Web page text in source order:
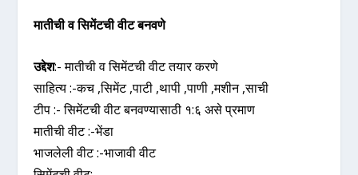
मातीची व सिमेंटची वीट बनवणे
उद्देश:- मातीची व सिमेंटची वीट तयार करणे
साहित्य :-कच ,सिमेंट ,पाटी ,थापी ,पाणी ,मशीन ,साची
टीप :- सिमेंटची वीट बनवण्यासाठी १:६ असे प्रमाण
मातीची वीट :-भेंडा
भाजलेली वीट :-भाजावी वीट